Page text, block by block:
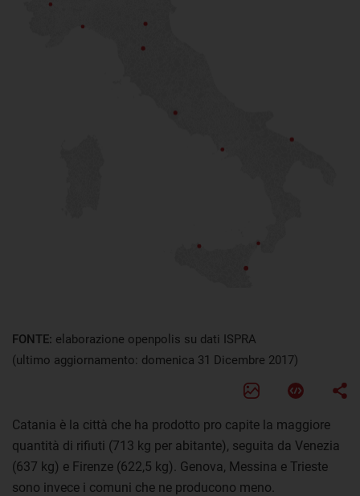
FONTE: elaborazione openpolis su dati ISPRA
(ultimo aggiornamento: domenica 31 Dicembre 2017)
Catania è la città che ha prodotto pro capite la maggiore
quantità di rifiuti (713 kg per abitante), seguita da Venezia
(637 kg) e Firenze (622,5 kg). Genova, Messina e Trieste
sono invece i comuni che ne producono meno.